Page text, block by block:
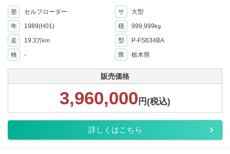
形 セルフローダー サ
大型
年
1989(H01) 積 999,999kg
走 19.3万km 型
P-FS634BA
検
- 県 栃木県
販売価格
3,960,000 円(税込)
詳しくはこちら